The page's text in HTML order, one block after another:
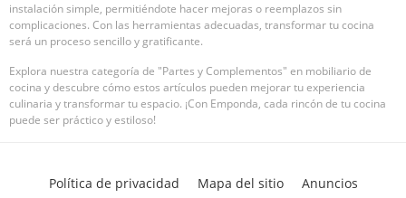
instalación simple, permitiéndote hacer mejoras o reemplazos sin
complicaciones. Con las herramientas adecuadas, transformar tu cocina
será un proceso sencillo y gratificante.
Explora nuestra categoría de "Partes y Complementos" en mobiliario de
cocina y descubre cómo estos artículos pueden mejorar tu experiencia
culinaria y transformar tu espacio. ¡Con Emponda, cada rincón de tu cocina
puede ser práctico y estiloso!
Política de privacidad Mapa del sitio Anuncios